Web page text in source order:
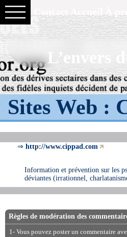
L’envers
Sites Web :
⇒http://www.cippad.com
Information et prévention sur les
déviantes (irrationnel,
Règles de modération des
1- Vous pouvez poster un commentaire